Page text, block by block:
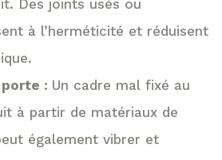
Des joints usés ou
à l’herméticité et réduisent
: Un cadre mal fixé au
à partir de matériaux de
également vibrer et